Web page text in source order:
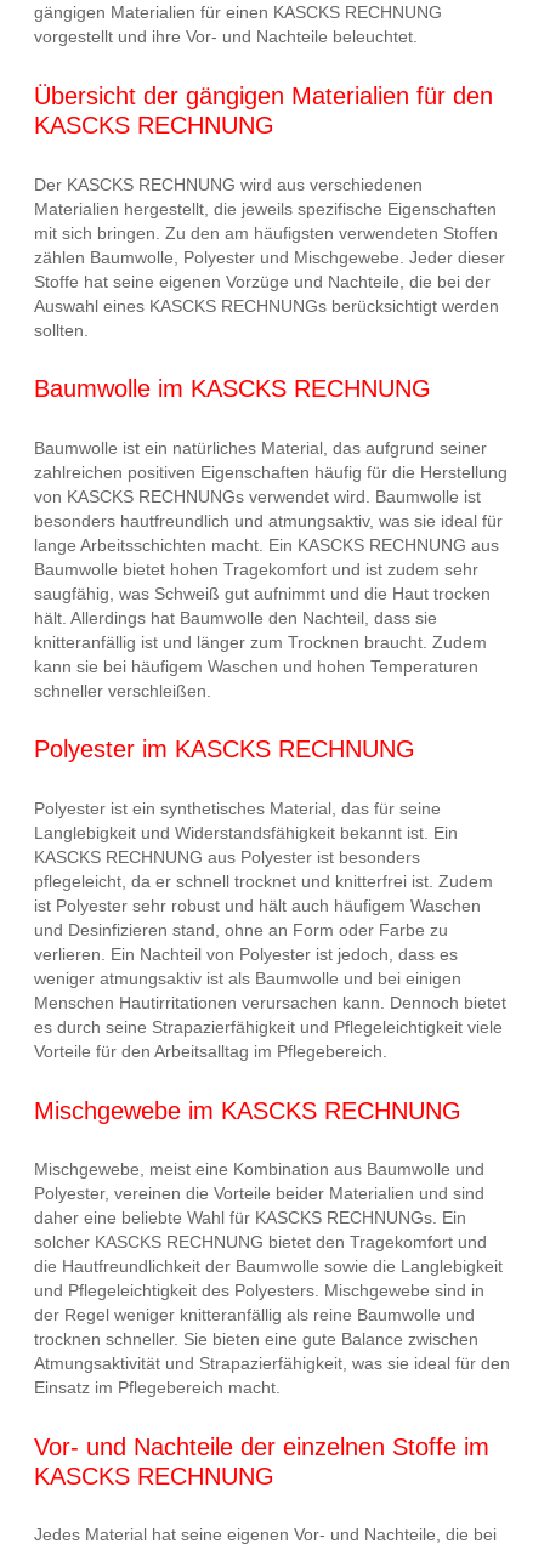
gängigen Materialien für einen KASCKS RECHNUNG
vorgestellt und ihre Vor- und Nachteile beleuchtet.
Übersicht der gängigen Materialien für den
KASCKS RECHNUNG
Der KASCKS RECHNUNG wird aus verschiedenen
Materialien hergestellt, die jeweils spezifische Eigenschaften
mit sich bringen. Zu den am häufigsten verwendeten Stoffen
zählen Baumwolle, Polyester und Mischgewebe. Jeder dieser
Stoffe hat seine eigenen Vorzüge und Nachteile, die bei der
Auswahl eines KASCKS RECHNUNGs berücksichtigt werden
sollten.
Baumwolle im KASCKS RECHNUNG
Baumwolle ist ein natürliches Material, das aufgrund seiner
zahlreichen positiven Eigenschaften häufig für die Herstellung
von KASCKS RECHNUNGs verwendet wird. Baumwolle ist
besonders hautfreundlich und atmungsaktiv, was sie ideal für
lange Arbeitsschichten macht. Ein KASCKS RECHNUNG aus
Baumwolle bietet hohen Tragekomfort und ist zudem sehr
saugfähig, was Schweiß gut aufnimmt und die Haut trocken
hält. Allerdings hat Baumwolle den Nachteil, dass sie
knitteranfällig ist und länger zum Trocknen braucht. Zudem
kann sie bei häufigem Waschen und hohen Temperaturen
schneller verschleißen.
Polyester im KASCKS RECHNUNG
Polyester ist ein synthetisches Material, das für seine
Langlebigkeit und Widerstandsfähigkeit bekannt ist. Ein
KASCKS RECHNUNG aus Polyester ist besonders
pflegeleicht, da er schnell trocknet und knitterfrei ist. Zudem
ist Polyester sehr robust und hält auch häufigem Waschen
und Desinfizieren stand, ohne an Form oder Farbe zu
verlieren. Ein Nachteil von Polyester ist jedoch, dass es
weniger atmungsaktiv ist als Baumwolle und bei einigen
Menschen Hautirritationen verursachen kann. Dennoch bietet
es durch seine Strapazierfähigkeit und Pflegeleichtigkeit viele
Vorteile für den Arbeitsalltag im Pflegebereich.
Mischgewebe im KASCKS RECHNUNG
Mischgewebe, meist eine Kombination aus Baumwolle und
Polyester, vereinen die Vorteile beider Materialien und sind
daher eine beliebte Wahl für KASCKS RECHNUNGs. Ein
solcher KASCKS RECHNUNG bietet den Tragekomfort und
die Hautfreundlichkeit der Baumwolle sowie die Langlebigkeit
und Pflegeleichtigkeit des Polyesters. Mischgewebe sind in
der Regel weniger knitteranfällig als reine Baumwolle und
trocknen schneller. Sie bieten eine gute Balance zwischen
Atmungsaktivität und Strapazierfähigkeit, was sie ideal für den
Einsatz im Pflegebereich macht.
Vor- und Nachteile der einzelnen Stoffe im
KASCKS RECHNUNG
Jedes Material hat seine eigenen Vor- und Nachteile, die bei